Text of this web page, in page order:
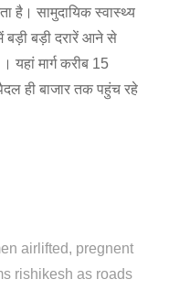
है। सामुदायिक स्वास्थ्य
बड़ी दरारें आने से
यहां मार्ग करीब 15
ही बाजार तक पहुंच रहे
airlifted
pregnent
rishikesh as roads